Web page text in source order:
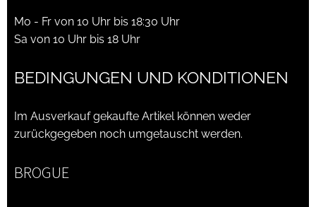
Mo - Fr von 10 Uhr bis 18:30 Uhr
Sa von 10 Uhr bis 18 Uhr
BEDINGUNGEN UND KONDITIONEN
Im Ausverkauf gekaufte Artikel können weder
zurückgegeben noch umgetauscht werden.
BROGUE